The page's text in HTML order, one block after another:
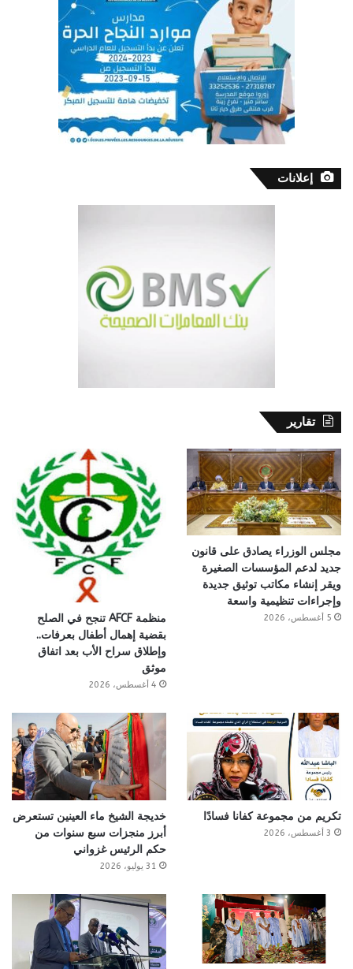
إعلانات
تقارير
مجلس الوزراء يصادق على قانون
جديد لدعم المؤسسات الصغيرة
ويقر إنشاء مكاتب توثيق جديدة
وإجراءات تنظيمية واسعة
5 أغسطس، 2026
منظمة AFCF تنجح في الصلح
بقضية إهمال أطفال بعرفات..
وإطلاق سراح الأب بعد اتفاق
موثق
4 أغسطس، 2026
تكريم من مجموعة كفانا فسادًا
3 أغسطس، 2026
خديجة الشيخ ماء العينين تستعرض
أبرز منجزات سبع سنوات من
حكم الرئيس غزواني
31 يوليو، 2026